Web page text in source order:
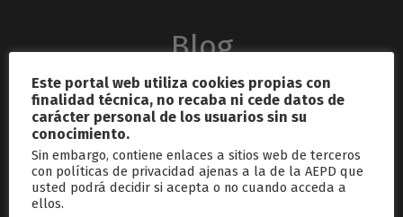
Blog
septiembre 26, 2024
Este portal web utiliza cookies propias con
finalidad técnica, no recaba ni cede datos de
carácter personal de los usuarios sin su
conocimiento.
Sin embargo, contiene enlaces a sitios web de terceros
con políticas de privacidad ajenas a la de la AEPD que
usted podrá decidir si acepta o no cuando acceda a
ellos.